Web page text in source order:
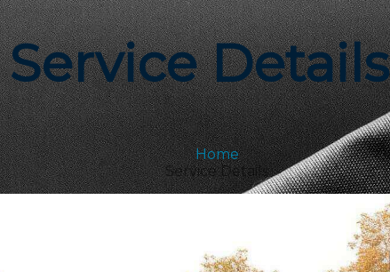
Service Details
Home
Service Details